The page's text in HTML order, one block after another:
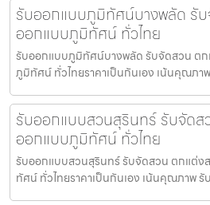
รับออกแบบภูมิทัศน์บางพลัด รั
ออกแบบภูมิทัศน์ ทั่วไทย
รับออกแบบภูมิทัศน์บางพลัด รับจัดสวน ต
ภูมิทัศน์ ทั่วไทยราคาเป็นกันเอง เน้นคุณภา
รับออกแบบสวนสุรินทร์ รับจัดส
ออกแบบภูมิทัศน์ ทั่วไทย
รับออกแบบสวนสุรินทร์ รับจัดสวน ตกแต่
ทัศน์ ทั่วไทยราคาเป็นกันเอง เน้นคุณภาพ